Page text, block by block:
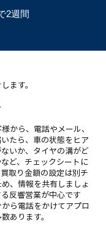
2週間
ます。
から、電話やメール、
たら、車の状態をヒア
いか、タイヤの溝がど
ど、チェックシートに
取り金額の設定は別チ
、情報を共有しましょ
反響営業が中心です
ら電話をかけてアプロ
あります。